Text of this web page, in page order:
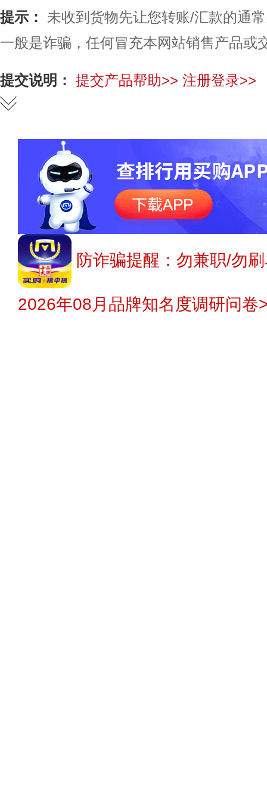
提示：
未收到货物先让您转账/汇款的通
一般是诈骗，任何冒充本网站销售产品或
提交说明： 提交产品帮助>> 注册登录>>
防诈骗提醒：勿兼职/勿
2026年08月品牌知名度调研问卷